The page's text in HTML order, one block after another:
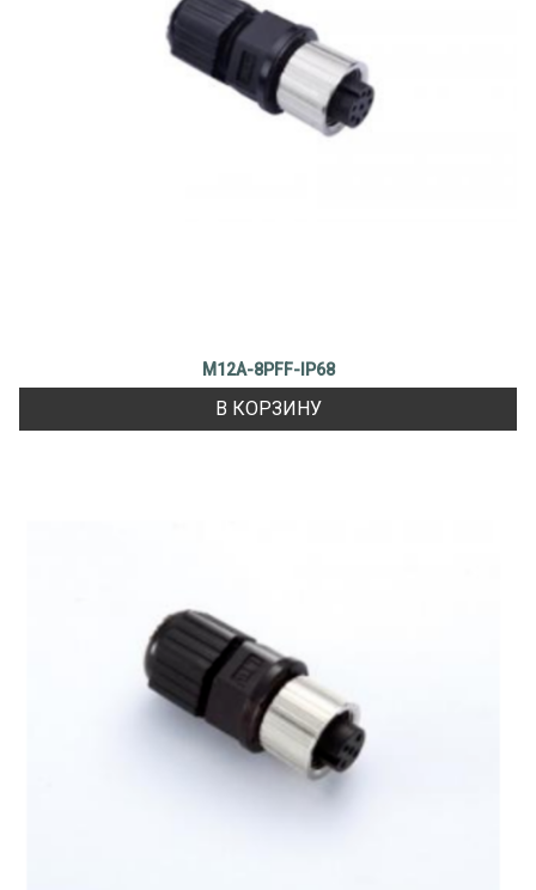
M12A-8PFF-IP68
В КОРЗИНУ